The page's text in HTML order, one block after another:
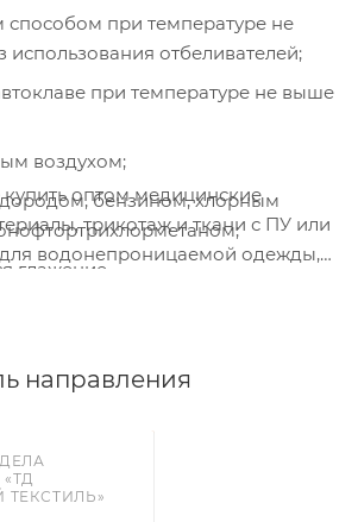
при температуре не
использования отбеливателей;
при температуре не выше
воздухом;
бензином, хлорным
глажение.
оптом медицинские
трикотаж и ткани с ПУ или
водонепроницаемой одежды,
направления
ТЕКСТИЛЬ»
сайта и
с ним. Подробнее - в
"Принять".